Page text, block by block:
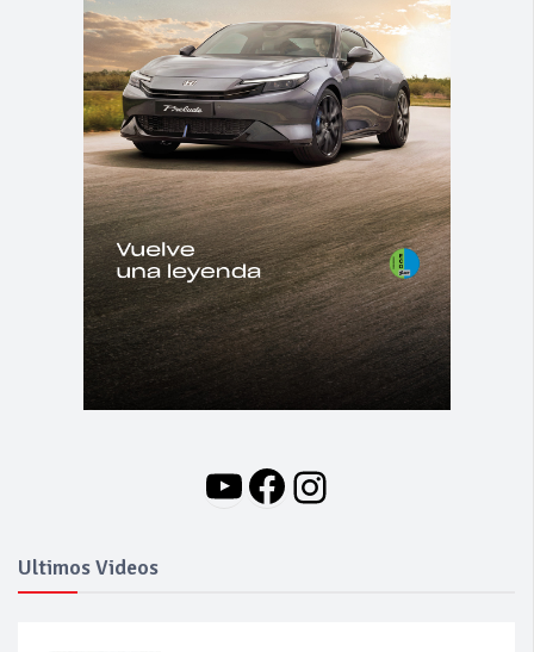
YouTube
Facebook
Instagram
Ultimos Videos